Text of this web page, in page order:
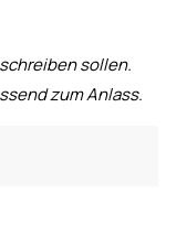
sollen.
zum Anlass.